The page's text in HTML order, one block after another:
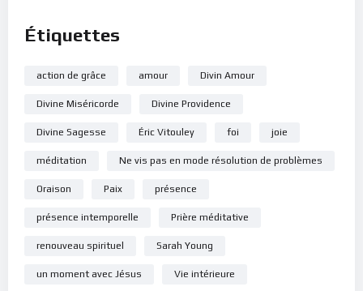
Bonne méditation.
cliquer ici : [newsletter_button id=2 label=”S’abonner”
design=”twitter”]
Si vous voulez vous inscrire sur le site (afin d’être en mesure
de poster des commentaires) et pour les publications,
Étiquettes
action de grâce amour Divin Amour
Divine Miséricorde Divine Providence
Divine Sagesse Éric Vitouley foi joie
méditation Ne vis pas en mode résolution de problèmes
Oraison Paix présence
présence intemporelle Prière méditative
renouveau spirituel Sarah Young
un moment avec Jésus Vie intérieure